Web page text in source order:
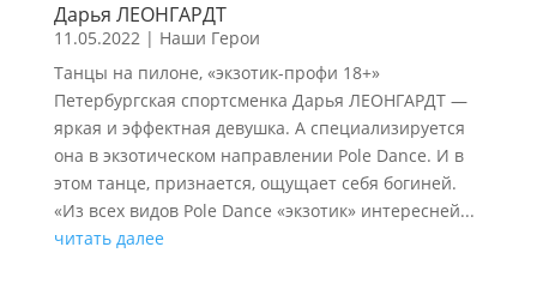
Дарья ЛЕОНГАРДТ
11.05.2022| Наши Герои
Танцы на пилоне, «экзотик-профи 18+»
Петербургская спортсменка Дарья ЛЕОНГАРДТ —
яркая и эффектная девушка. А специализируется
она в экзотическом направлении Pole Dance. И в
этом танце, признается, ощущает себя богиней.
«Из всех видов Pole Dance «экзотик» интересней...
читать далее